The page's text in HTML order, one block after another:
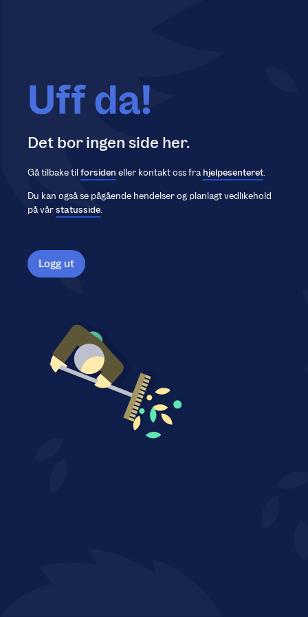
Uff da!
Det bor ingen side her.
Gå tilbake tilforsiden eller kontakt oss frahjelpesenteret.
Du kan også se pågående hendelser og planlagt vedlikehold
på vårstatusside.
Logg ut